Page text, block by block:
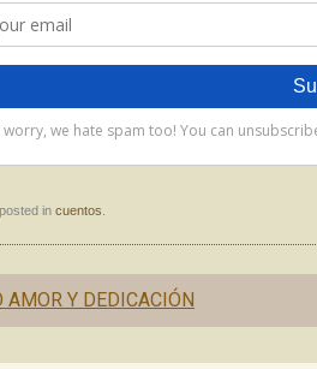
in cuentos
AMOR Y DEDICACIÓN